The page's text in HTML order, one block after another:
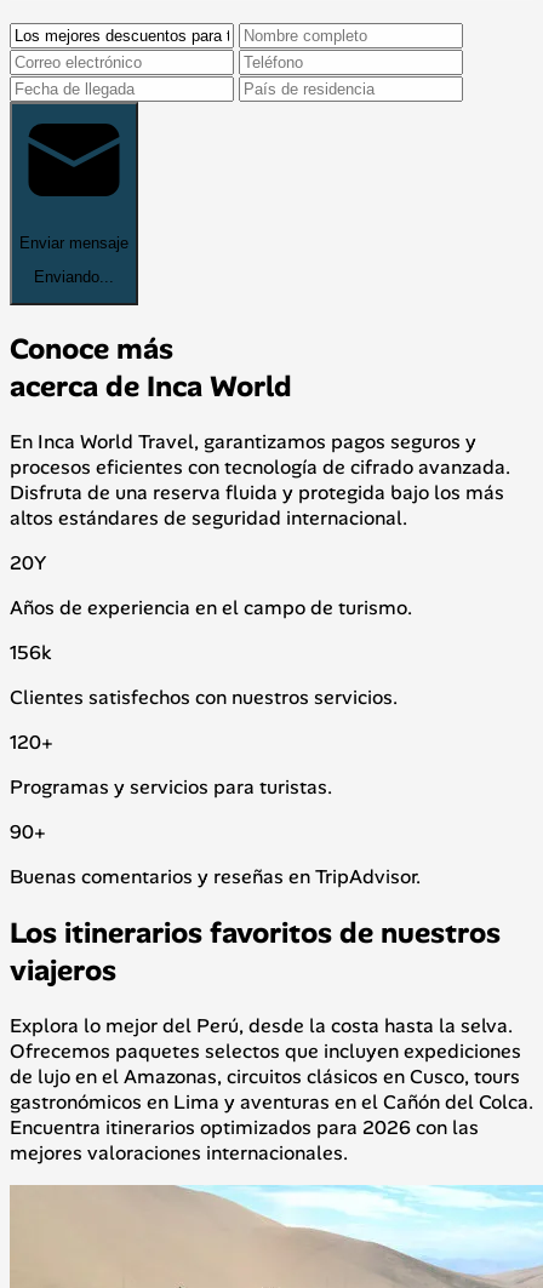
Enviar mensaje
Enviando...
Conoce más
acerca de Inca World
En Inca World Travel, garantizamos pagos seguros y
procesos eficientes con tecnología de cifrado avanzada.
Disfruta de una reserva fluida y protegida bajo los más
altos estándares de seguridad internacional.
20Y
Años de experiencia en el campo de turismo.
156k
Clientes satisfechos con nuestros servicios.
120+
Programas y servicios para turistas.
90+
Buenas comentarios y reseñas en TripAdvisor.
Los itinerarios favoritos de nuestros
viajeros
Explora lo mejor del Perú, desde la costa hasta la selva.
Ofrecemos paquetes selectos que incluyen expediciones
de lujo en el Amazonas, circuitos clásicos en Cusco, tours
gastronómicos en Lima y aventuras en el Cañón del Colca.
Encuentra itinerarios optimizados para 2026 con las
mejores valoraciones internacionales.